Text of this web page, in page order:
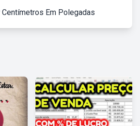
Centímetros Em Polegadas